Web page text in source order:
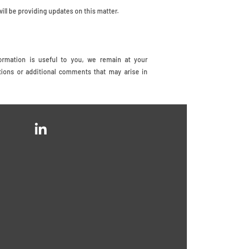
be providing updates on this matter.
is useful to you, we remain at your
or additional comments that may arise in